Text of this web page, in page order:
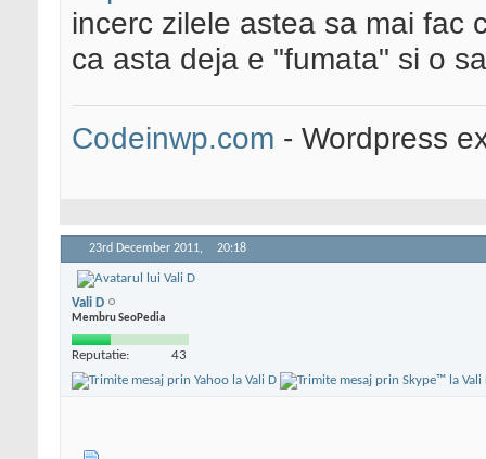
incerc zilele astea sa mai fac
ca asta deja e "fumata" si o
Codeinwp.com - Wordpress
23rd December 2011, 20:18
Vali D
Membru SeoPedia
Reputatie: 43